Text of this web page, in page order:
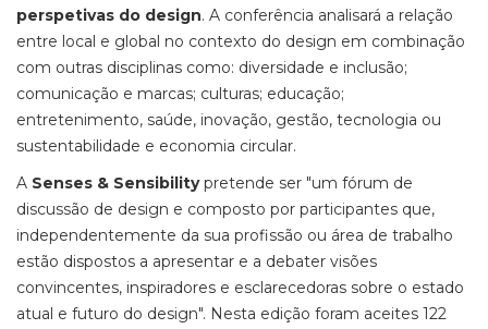
perspetivas do design. A conferência analisará a relação
entre local e global no contexto do design em combinação
com outras disciplinas como: diversidade e inclusão;
comunicação e marcas; culturas; educação;
entretenimento, saúde, inovação, gestão, tecnologia ou
sustentabilidade e economia circular.
A Senses & Sensibilitypretende ser "um fórum de
discussão de design e composto por participantes que,
independentemente da sua profissão ou área de trabalho
estão dispostos a apresentar e a debater visões
convincentes, inspiradores e esclarecedoras sobre o estado
atual e futuro do design". Nesta edição foram aceites 122